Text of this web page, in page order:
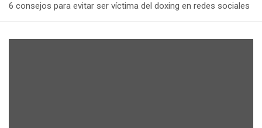
6 consejos para evitar ser víctima del doxing en redes sociales